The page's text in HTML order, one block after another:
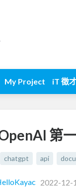
My Project iT 徵
第
chatgpt api
2022-12-